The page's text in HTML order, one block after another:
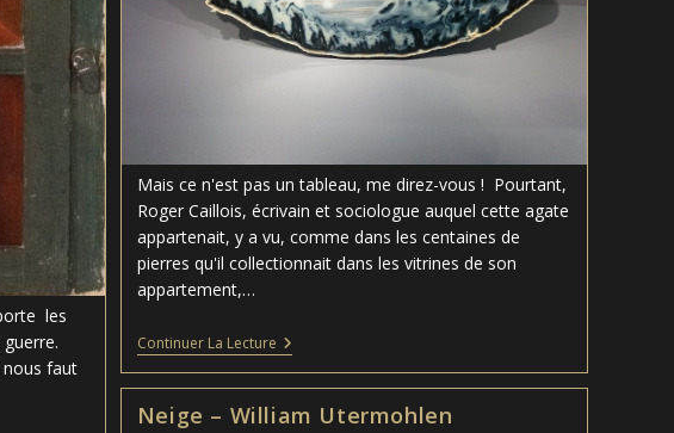
les
nous faut
Mais ce n'est pas un tableau, me direz-vous ! Pourtant,
Roger Caillois, écrivain et sociologue auquel cette agate
appartenait, y a vu, comme dans les centaines de
pierres qu'il collectionnait dans les vitrines de son
appartement,…
Continuer La LectureAgate
Le
Collection
Neige – William Utermohlen